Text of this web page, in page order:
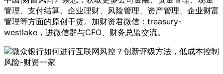
管理、支付结算、企业理财、风险管理、资产管理、企业财富
管理等方面的原创干货。加财资君微信：treasury-
westlake，进微信群与CFO、财务总监交流。